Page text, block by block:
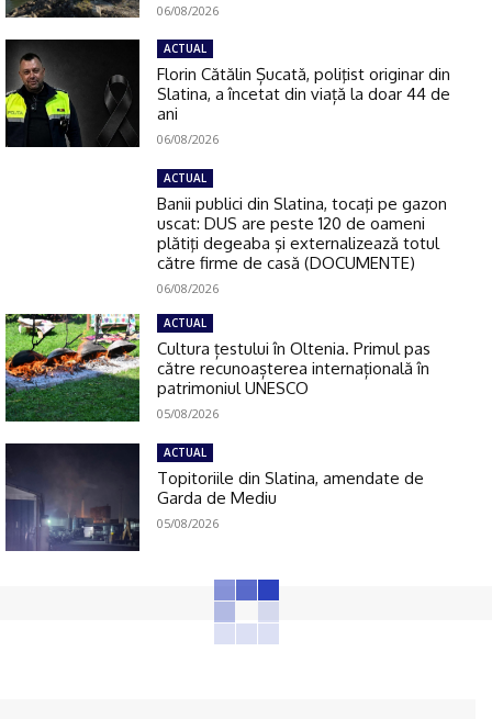
06/08/2026
ACTUAL
Florin Cătălin Șucată, poliţist originar din
Slatina, a încetat din viață la doar 44 de
ani
06/08/2026
ACTUAL
Banii publici din Slatina, tocaţi pe gazon
uscat: DUS are peste 120 de oameni
plătiţi degeaba şi externalizează totul
către firme de casă (DOCUMENTE)
06/08/2026
ACTUAL
Cultura țestului în Oltenia. Primul pas
către recunoașterea internațională în
patrimoniul UNESCO
05/08/2026
ACTUAL
Topitoriile din Slatina, amendate de
Garda de Mediu
05/08/2026